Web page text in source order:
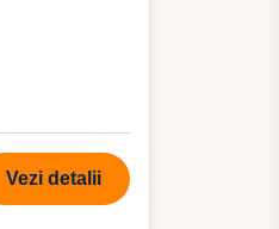
Vezi detalii